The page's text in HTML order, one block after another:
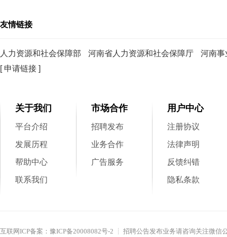
友情链接
人力资源和社会保障部 河南省人力资源和社会保障厅
河南事
[ 申请链接 ]
关于我们
平台介绍
发展历程
帮助中心
联系我们
市场合作
招聘发布
业务合作
广告服务
用户中心
注册协议
法律声明
反馈纠错
隐私条款
互联网ICP备案： 豫ICP备20008082号-2 ┊ 招聘公告发布业务请咨询关注微信